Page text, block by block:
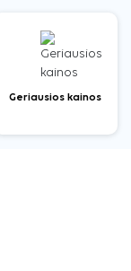
Geriausios kainos